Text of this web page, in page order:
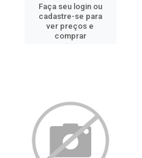
Faça seu login ou
cadastre-se para
ver preços e
comprar